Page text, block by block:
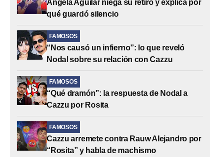
Ángela Aguilar niega su retiro y explica por
qué guardó silencio
FAMOSOS
“Nos causó un infierno”: lo que reveló
Nodal sobre su relación con Cazzu
FAMOSOS
“Qué dramón”: la respuesta de Nodal a
Cazzu por Rosita
FAMOSOS
Cazzu arremete contra Rauw Alejandro por
“Rosita” y habla de machismo